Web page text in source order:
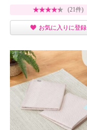
(21件)
お気に入りに登録